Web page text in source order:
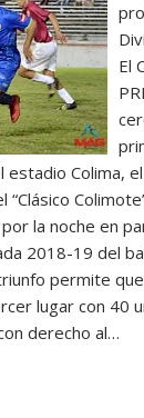
El
estadio Colima,
“Clásico
la noche en
2018-19 del
permite
lugar con 40
derecho al…